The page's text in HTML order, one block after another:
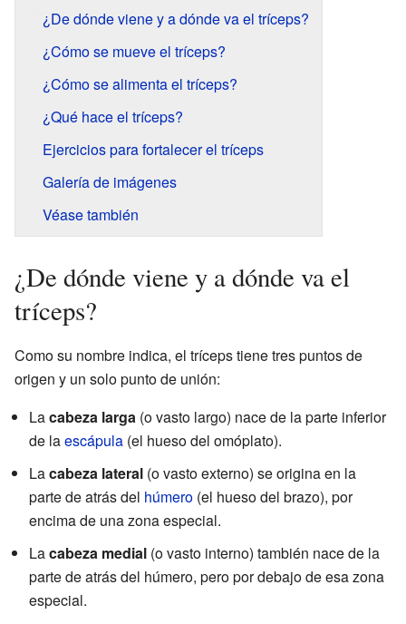
¿De dónde viene y a dónde va el tríceps?
¿Cómo se mueve el tríceps?
¿Cómo se alimenta el tríceps?
¿Qué hace el tríceps?
Ejercicios para fortalecer el tríceps
Galería de imágenes
Véase también
¿De dónde viene y a dónde va el
tríceps?
Como su nombre indica, el tríceps tiene tres puntos de
origen y un solo punto de unión:
Lacabeza larga (o vasto largo) nace de la parte inferior
de laescápula (el hueso del omóplato).
Lacabeza lateral (o vasto externo) se origina en la
parte de atrás del húmero (el hueso del brazo), por
encima de una zona especial.
Lacabeza medial (o vasto interno) también nace de la
parte de atrás del húmero, pero por debajo de esa zona
especial.